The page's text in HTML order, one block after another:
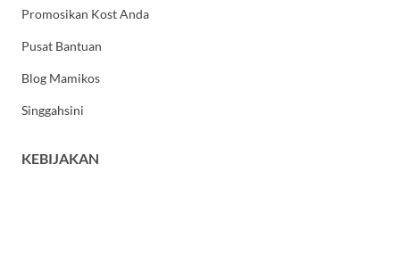
Promosikan Kost Anda
Pusat Bantuan
Blog Mamikos
Singgahsini
KEBIJAKAN